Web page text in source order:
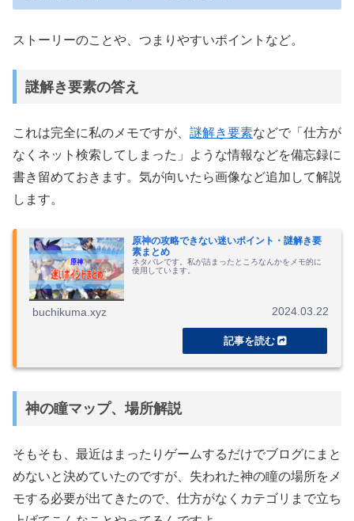
ストーリーのことや、つまりやすいポイントなど。
謎解き要素の答え
これは完全に私のメモですが、 謎解き要素などで「仕方が
なくネット検索してしまった」ような情報などを備忘録に
書き留めておきます。気が向いたら画像など追加して解説
します。
原神の攻略できない迷いポイント・謎解き要
素まとめ
ネタバレです。私が詰まったところなんかをメモ的に
使用しています。
buchikuma.xyz 2024.03.22
神の瞳マップ、場所解説
そもそも、最近はまったりゲームするだけでブログにまと
めないと決めていたのですが、失われた神の瞳の場所をメ
モする必要が出てきたので、仕方がなくカテゴリまで立ち